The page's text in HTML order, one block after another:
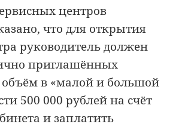
центров
что для открытия
руководитель должен
приглашённых
объём в «малой и большой
500 000 рублей на счёт
и заплатить